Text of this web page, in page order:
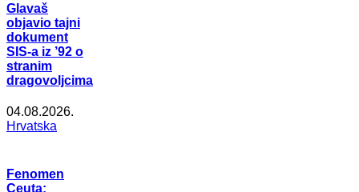
Glavaš
objavio tajni
dokument
SIS-a iz ’92 o
stranim
dragovoljcima
04.08.2026.
Hrvatska
Fenomen
Ceuta: